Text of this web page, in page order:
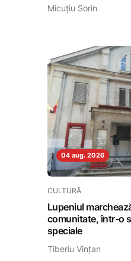
Micuțiu Sorin
04 aug. 2026
CULTURĂ
Lupeniul
comunitate, într-o
speciale
Tiberiu Vințan